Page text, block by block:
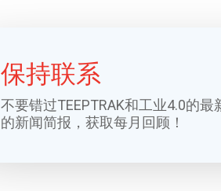
保持联系
不要错过TEEPTRAK和工业4.0的
的新闻简报，获取每月回顾！